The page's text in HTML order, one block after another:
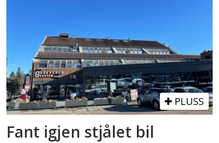
PLUSS
Fant igjen stjålet bil